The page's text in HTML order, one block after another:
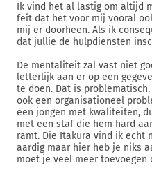
Ik vind het al lastig om altijd
feit dat het voor mij vooral
mij er doorheen. Als ik
dat jullie de hulpdiensten
De mentaliteit zal vast niet
letterlijk aan er op een
te doen. Dat is
ook een organisationeel
een jongen met kwaliteiten,
met een staf die hem hard
ramt. Die Itakura vind ik echt
aardig maar hier heb je niks
moet je veel meer toevoegen